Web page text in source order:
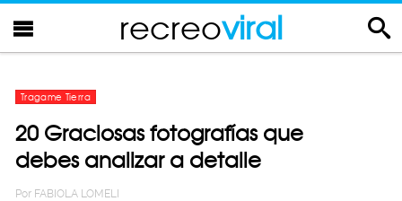
recreoviral
Tragame Tierra
20 Graciosas fotografías que
debes analizar a detalle
Por FABIOLA LOMELI